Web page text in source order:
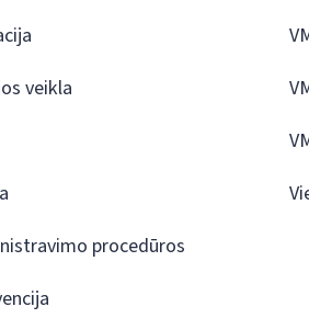
veikla
procedūros